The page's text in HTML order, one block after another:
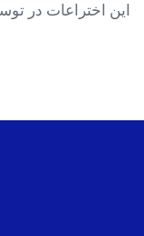
این اختراعات در